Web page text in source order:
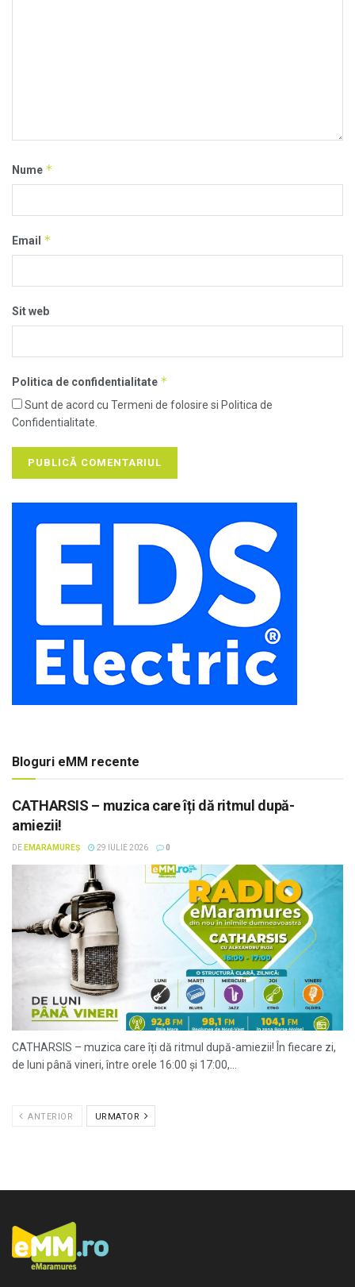
Nume *
Email *
Sit web
Politica de confidentialitate *
Sunt de acord cu Termeni de folosire si Politica de
Confidentialitate.
Bloguri eMM recente
CATHARSIS – muzica care îți dă ritmul după-
amiezii!
DE EMARAMUREȘ 29 IULIE 2026 0
CATHARSIS – muzica care îți dă ritmul după-amiezii! În fiecare zi,
de luni până vineri, între orele 16:00 și 17:00,...
ANTERIOR URMATOR